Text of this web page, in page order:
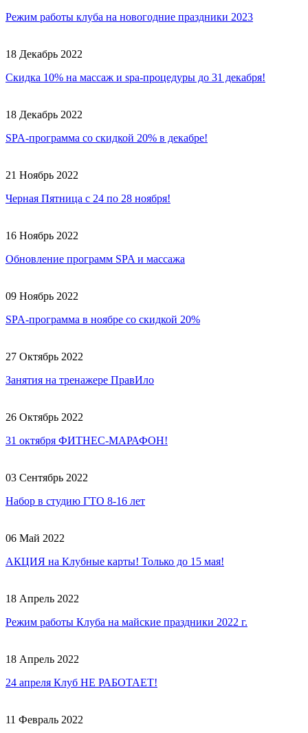
Режим работы клуба на новогодние праздники 2023
18 Декабрь 2022
Скидка 10% на массаж и spa-процедуры до 31 декабря!
18 Декабрь 2022
SPA-программа со скидкой 20% в декабре!
21 Ноябрь 2022
Черная Пятница с 24 по 28 ноября!
16 Ноябрь 2022
Обновление программ SPA и массажа
09 Ноябрь 2022
SPA-программа в ноябре со скидкой 20%
27 Октябрь 2022
Занятия на тренажере ПравИло
26 Октябрь 2022
31 октября ФИТНЕС-МАРАФОН!
03 Сентябрь 2022
Набор в студию ГТО 8-16 лет
06 Май 2022
АКЦИЯ на Клубные карты! Только до 15 мая!
18 Апрель 2022
Режим работы Клуба на майские праздники 2022 г.
18 Апрель 2022
24 апреля Клуб НЕ РАБОТАЕТ!
11 Февраль 2022